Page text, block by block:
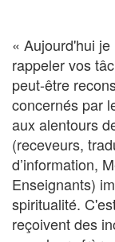
« Aujourd'hui
rappeler vos
peut-être
concernés par
aux alentours
(receveurs,
d’information,
Enseignants)
spiritualité.
reçoivent des